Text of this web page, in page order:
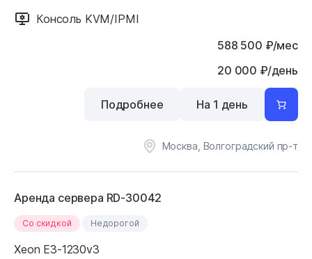
Консоль KVM/IPMI
588 500 ₽/мес
20 000 ₽/день
Москва, Волгоградский пр-т
Подробнее На 1 день
Аренда сервера RD-30042
Cо скидкой Недорогой
Xeon E3-1230v3